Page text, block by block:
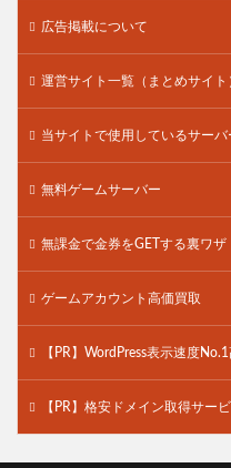
広告掲載について
運営サイト一覧（まとめサイト
当サイトで使用しているサーバ
無料ゲームサーバー
無課金で金券をGETする裏ワザ
ゲームアカウント高価買取
【PR】WordPress表示速度
【PR】格安ドメイン取得サー